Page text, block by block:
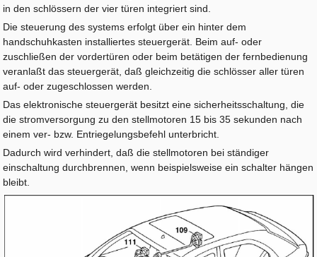
in den schlössern der vier türen integriert sind.
Die steuerung des systems erfolgt über ein hinter dem
handschuhkasten installiertes steuergerät. Beim auf- oder
zuschließen der vordertüren oder beim betätigen der fernbedienung
veranlaßt das steuergerät, daß gleichzeitig die schlösser aller türen
auf- oder zugeschlossen werden.
Das elektronische steuergerät besitzt eine sicherheitsschaltung, die
die stromversorgung zu den stellmotoren 15 bis 35 sekunden nach
einem ver- bzw. Entriegelungsbefehl unterbricht.
Dadurch wird verhindert, daß die stellmotoren bei ständiger
einschaltung durchbrennen, wenn beispielsweise ein schalter hängen
bleibt.